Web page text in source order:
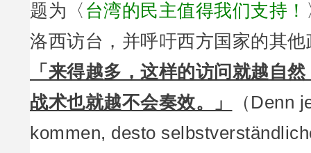
题为〈 台湾的民主值得我们支持！
洛西访台，并呼吁西方国家的其
「来得越多，这样的访问就越自
战术也就越不会奏效。」
（Denn
kommen, desto